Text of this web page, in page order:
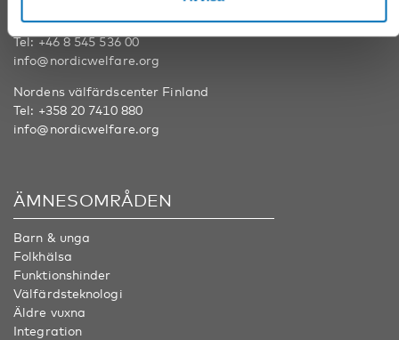
Nordens välfärdscenter Sverige
Tel:+46 8 545 536 00
info@nordicwelfare.org
Nordens välfärdscenter Finland
Tel: +358 20 7410 880
info@nordicwelfare.org
ÄMNESOMRÅDEN
Barn & unga
Folkhälsa
Funktionshinder
Välfärdsteknologi
Äldre vuxna
Integration